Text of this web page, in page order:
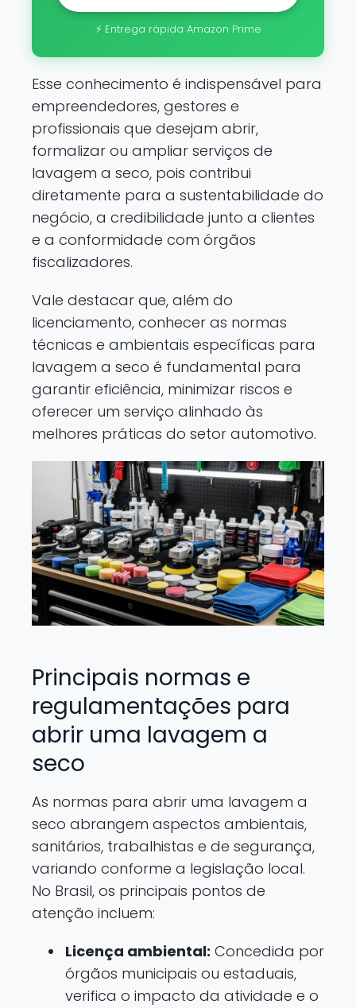
⚡ Entrega rápida Amazon Prime
Esse conhecimento é indispensável para
empreendedores, gestores e
profissionais que desejam abrir,
formalizar ou ampliar serviços de
lavagem a seco, pois contribui
diretamente para a sustentabilidade do
negócio, a credibilidade junto a clientes
e a conformidade com órgãos
fiscalizadores.
Vale destacar que, além do
licenciamento, conhecer as normas
técnicas e ambientais específicas para
lavagem a seco é fundamental para
garantir eficiência, minimizar riscos e
oferecer um serviço alinhado às
melhores práticas do setor automotivo.
Principais normas e
regulamentações para
abrir uma lavagem a
seco
As normas para abrir uma lavagem a
seco abrangem aspectos ambientais,
sanitários, trabalhistas e de segurança,
variando conforme a legislação local.
No Brasil, os principais pontos de
atenção incluem:
Licença ambiental: Concedida por
órgãos municipais ou estaduais,
verifica o impacto da atividade e o